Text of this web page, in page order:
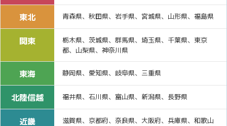
東北 青森県、秋田県、岩手県、宮城県、山形県、福島県
関東
栃木県、茨城県、群馬県、埼玉県、千葉県、東京
都、山梨県、神奈川県
東海 静岡県、愛知県、岐阜県、三重県
北陸信越 福井県、石川県、富山県、新潟県、長野県
近畿
滋賀県、京都府、奈良県、大阪府、兵庫県、和歌山